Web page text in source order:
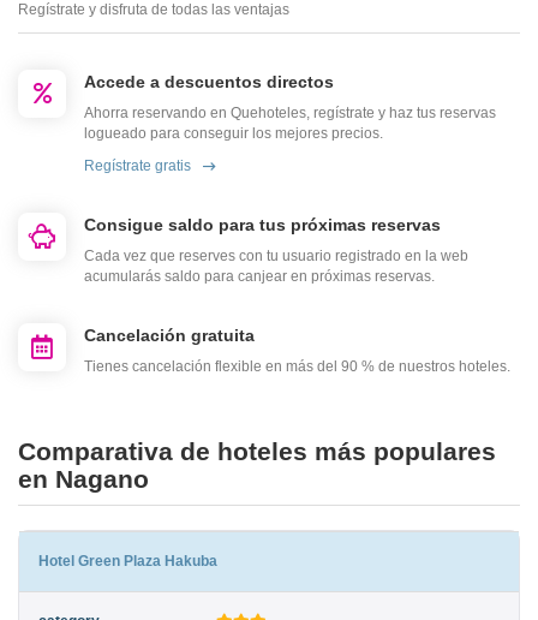
Regístrate y disfruta de todas las ventajas
Accede a descuentos directos
Ahorra reservando en Quehoteles, regístrate y haz tus reservas
logueado para conseguir los mejores precios.
Regístrate gratis
Consigue saldo para tus próximas reservas
Cada vez que reserves con tu usuario registrado en la web
acumularás saldo para canjear en próximas reservas.
Cancelación gratuita
Tienes cancelación flexible en más del 90 % de nuestros hoteles.
Comparativa de hoteles más populares
en Nagano
Hotel Green Plaza Hakuba